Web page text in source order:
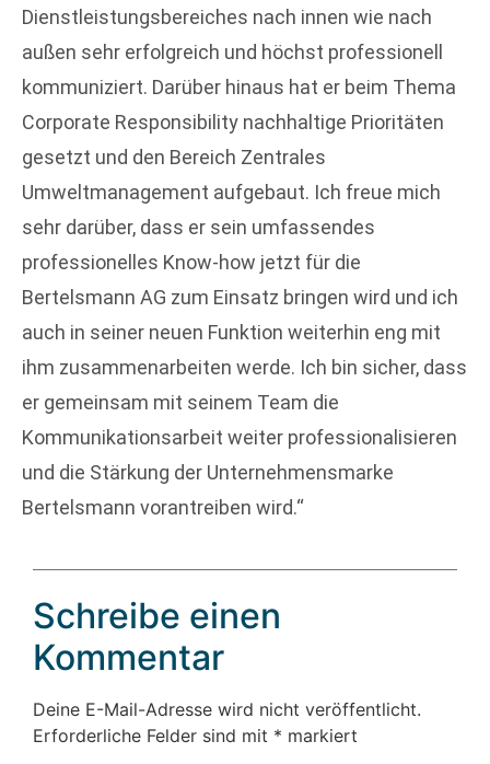
Dienstleistungsbereiches nach innen wie nach
außen sehr erfolgreich und höchst professionell
kommuniziert. Darüber hinaus hat er beim Thema
Corporate Responsibility nachhaltige Prioritäten
gesetzt und den Bereich Zentrales
Umweltmanagement aufgebaut. Ich freue mich
sehr darüber, dass er sein umfassendes
professionelles Know-how jetzt für die
Bertelsmann AG zum Einsatz bringen wird und ich
auch in seiner neuen Funktion weiterhin eng mit
ihm zusammenarbeiten werde. Ich bin sicher, dass
er gemeinsam mit seinem Team die
Kommunikationsarbeit weiter professionalisieren
und die Stärkung der Unternehmensmarke
Bertelsmann vorantreiben wird.“
Schreibe einen
Kommentar
Deine E-Mail-Adresse wird nicht veröffentlicht.
Erforderliche Felder sind mit * markiert